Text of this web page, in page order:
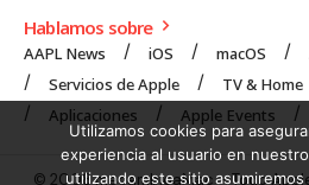
Hablamos sobre
AAPL News iOS macOS
Servicios de Apple
TV & Home
Aplicaciones
Apple Events
© 2008 mecambioaMac – Todo
Utilizamos cookies para
experiencia al usuario en
utilizando este sitio